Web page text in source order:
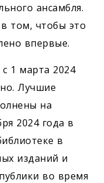
ансамбля.
том, чтобы это
впервые.
1 марта 2024
Лучшие
на
2024 года в
в
изданий и
во время